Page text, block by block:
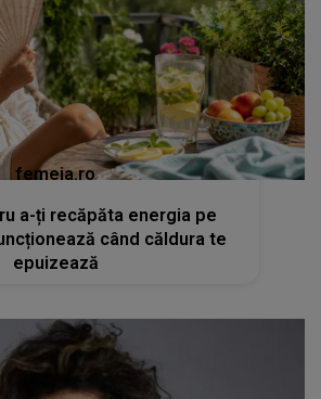
femeia.ro
a-ți recăpăta energia pe
când căldura te
epuizează